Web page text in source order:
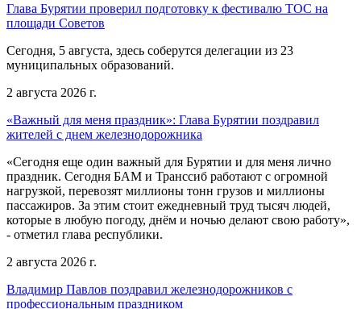
Глава Бурятии проверил подготовку к фестивалю ТОС на
площади Советов
Сегодня, 5 августа, здесь соберутся делегации из 23
муниципальных образований.
2 августа 2026 г.
«Важный для меня праздник»: Глава Бурятии поздравил
жителей с днем железнодорожника
«Сегодня еще один важный для Бурятии и для меня лично
праздник. Сегодня БАМ и Транссиб работают с огромной
нагрузкой, перевозят миллионы тонн грузов и миллионы
пассажиров. За этим стоит ежедневный труд тысяч людей,
которые в любую погоду, днём и ночью делают свою работу»,
- отметил глава республики.
2 августа 2026 г.
Владимир Павлов поздравил железнодорожников с
профессиональным праздником